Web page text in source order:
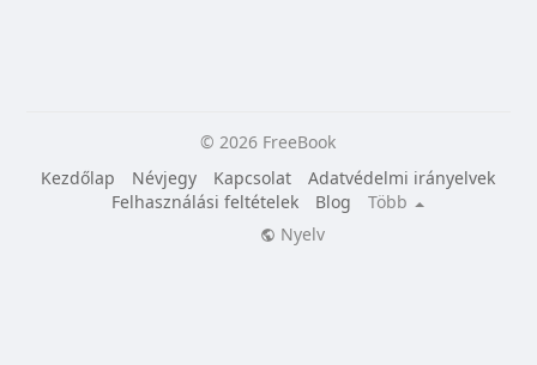
© 2026 FreeBook
Kezdőlap
Névjegy Kapcsolat
Adatvédelmi irányelvek
Felhasználási feltételek
Blog
Több
Nyelv